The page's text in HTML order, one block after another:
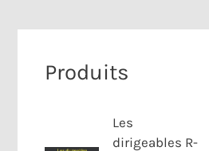
Produits
Les
dirigeables R-